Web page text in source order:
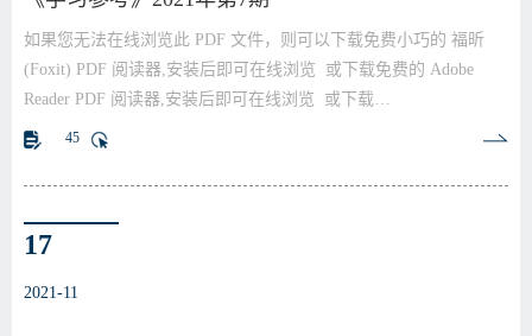
如果您无法在线浏览此 PDF 文件，则可以下载免费小巧的 福昕
(Foxit) PDF 阅读器,安装后即可在线浏览 或下载免费的 Adobe
Reader PDF 阅读器,安装后即可在线浏览 或下载…
45
17
2021-11